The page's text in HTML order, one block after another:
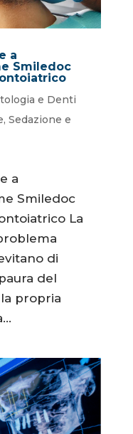
a
Smiledoc
e Denti
, Sedazione e
a
Smiledoc
La
di
del
propria